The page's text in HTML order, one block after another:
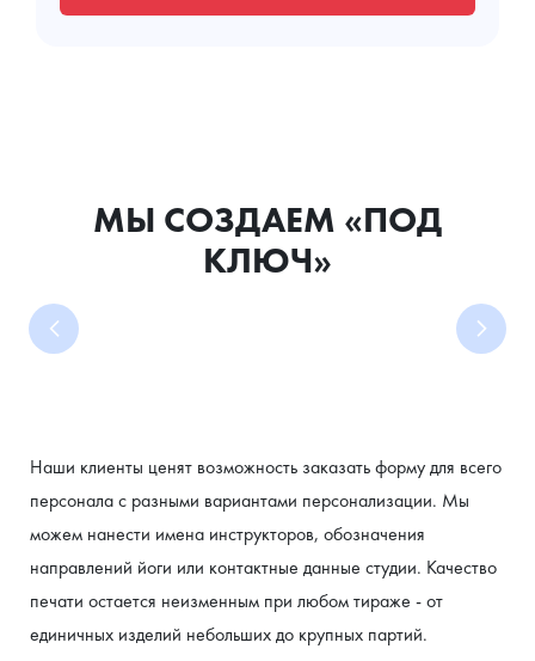
МЫ СОЗДАЕМ «ПОД
КЛЮЧ»
КОРПОРАТИВНЫЙ
СОТРУДНИКОВ
Футболки,
СПЕЦОДЕЖДУ
УНИФОРМУ
Жилеты,
ПОДАРКИ
КЛИЕНТОВ
И
МЕРЧ ДЛЯ
ИНФЛЮЕНСЕРОВ
Худи,
ПРОМОПРОДУКЦИЮ
кепки,
ПЕЧАТЬ
ЛЮБОМ
ТЕКСТИЛЕ
Наши клиенты ценят возможность заказать форму для всего
персонала с разными вариантами персонализации. Мы
можем нанести имена инструкторов, обозначения
направлений йоги или контактные данные студии. Качество
печати остается неизменным при любом тираже - от
единичных изделий небольших до крупных партий.